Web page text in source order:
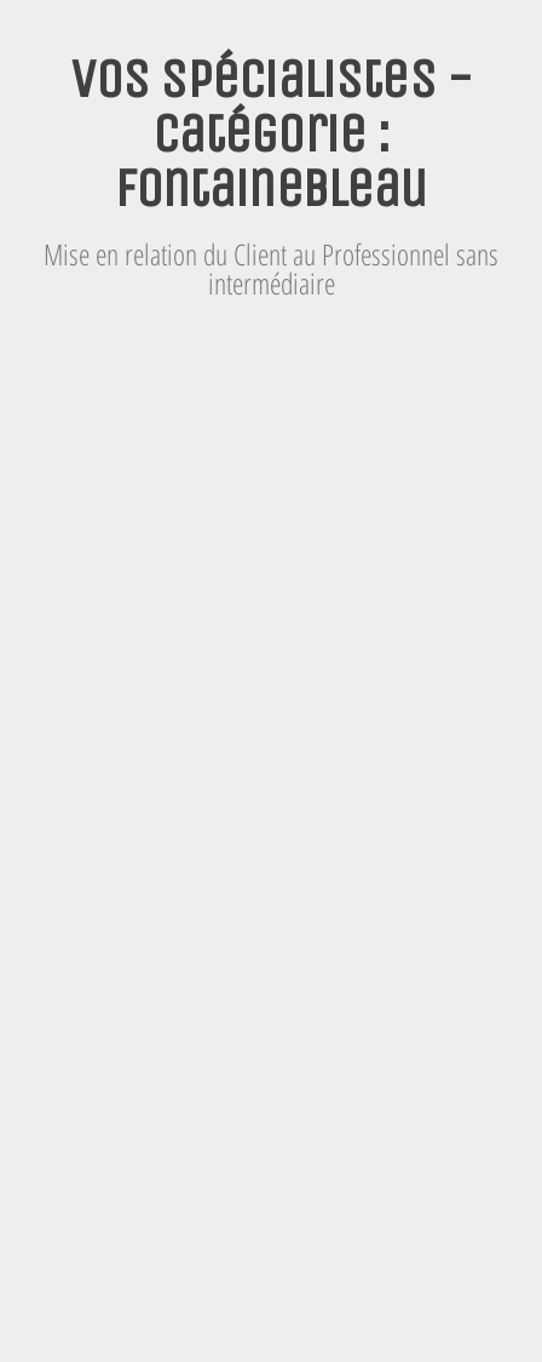
Vos spécialistes -
Catégorie :
Fontainebleau
Mise en relation du Client au Professionnel sans
intermédiaire